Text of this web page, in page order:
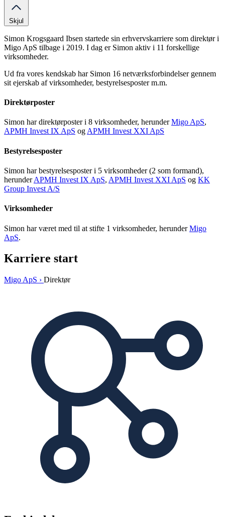
Skjul
Simon Krogsgaard Ibsen startede sin erhvervskarriere som direktør i
Migo ApS tilbage i 2019. I dag er Simon aktiv i 11 forskellige
virksomheder.
Ud fra vores kendskab har Simon 16 netværksforbindelser gennem
sit ejerskab af virksomheder, bestyrelsesposter m.m.
Direktørposter
Simon har direktørposter i 8 virksomheder, herunderMigo ApS,
APMH Invest IX ApS ogAPMH Invest XXI ApS
Bestyrelsesposter
Simon har bestyrelsesposter i 5 virksomheder (2 som formand),
herunderAPMH Invest IX ApS, APMH Invest XXI ApS og KK
Group Invest A/S
Virksomheder
Simon har været med til at stifte 1 virksomheder, herunderMigo
ApS.
Karriere start
Migo ApS › Direktør